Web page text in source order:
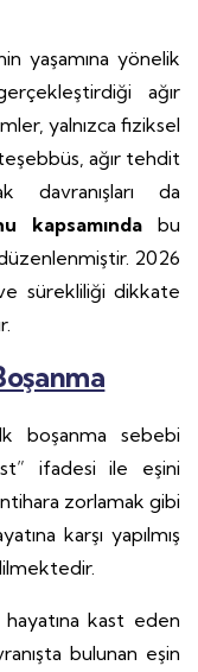
yaşamına yönelik
ağır
yalnızca fiziksel
teşebbüs, ağır tehdit
davranışları da
kapsamında bu
2026
sürekliliği dikkate
boşanma sebebi
ifadesi ile eşini
zorlamak gibi
karşı yapılmış
kast eden
bulunan eşin